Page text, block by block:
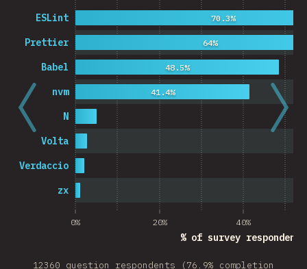
0% 20% 40%
% of survey respondents
zx
Verdaccio
Volta
N
nvm
Babel
Prettier
ESLint
41.4%
48.5%
64%
70.3%
12360 question respondents (76.9% completion